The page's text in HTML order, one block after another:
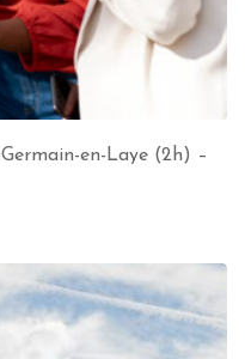
en-Laye (2h) –